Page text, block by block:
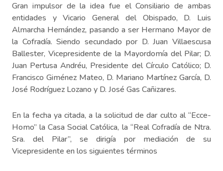
Gran impulsor de la idea fue el Consiliario de ambas
entidades y Vicario General del Obispado, D. Luis
Almarcha Hernández, pasando a ser Hermano Mayor de
la Cofradía. Siendo secundado por D. Juan Villaescusa
Ballester, Vicepresidente de la Mayordomía del Pilar; D.
Juan Pertusa Andréu, Presidente del Círculo Católico; D.
Francisco Giménez Mateo, D. Mariano Martínez García, D.
José Rodríguez Lozano y D. José Gas Cañizares.
En la fecha ya citada, a la solicitud de dar culto al “Ecce-
Homo” la Casa Social Católica, la “Real Cofradía de Ntra.
Sra. del Pilar”, se dirigía por mediación de su
Vicepresidente en los siguientes términos